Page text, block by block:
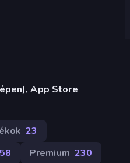
App Store
23
Premium 230